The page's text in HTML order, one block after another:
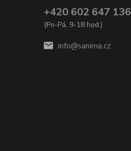
+420 602 647 136
(Po-Pá, 9-18 hod.)
info@sanima.cz